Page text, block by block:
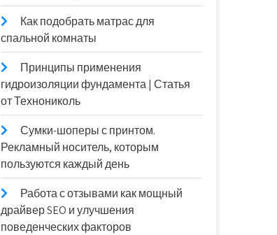
Как подобрать матрас для
спальной комнаты
Принципы применения
гидроизоляции фундамента | Статья
от Технониколь
Сумки-шоперы с принтом.
Рекламный носитель, которым
пользуются каждый день
Работа с отзывами как мощный
драйвер SEO и улучшения
поведенческих факторов